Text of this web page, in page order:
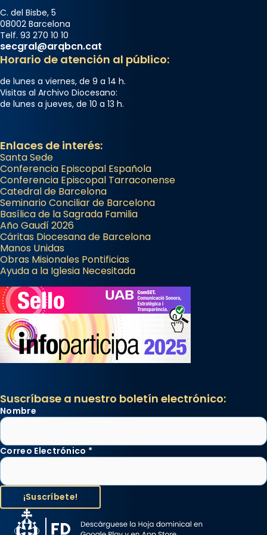
C. del Bisbe, 5
08002 Barcelona
Telf. 93 270 10 10
secgral@arqbcn.cat
Horario de atención al público:
de lunes a viernes, de 9 a 14 h.
Visitas al Archivo Diocesano:
de lunes a jueves, de 10 a 13 h.
Enlaces de interés:
Santa Sede
Conferencia Episcopal Española
Conferencia Episcopal Tarraconense
Catedral de Barcelona
Seminario Conciliar de Barcelona
Basílica de la Sagrada Familia
Año Gaudí 2026
Cáritas Diocesana de Barcelona
Manos Unidas
Obras Misionales Pontificias
Ayuda a la Iglesia Necesitada
Suscríbase a nuestro boletín electrónico:
Nombre
Correo Electrónico *